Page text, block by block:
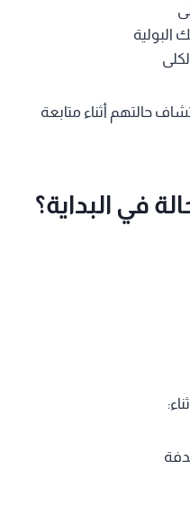
البولية
حالتهم أثناء متابعة
في البداية؟